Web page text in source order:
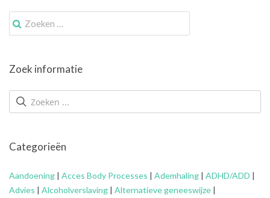
Zoek
naar:
Zoek informatie
Categorieën
Aandoening | Acces Body Processes | Ademhaling | ADHD/ADD |
Advies | Alcoholverslaving | Alternatieve geneeswijze |